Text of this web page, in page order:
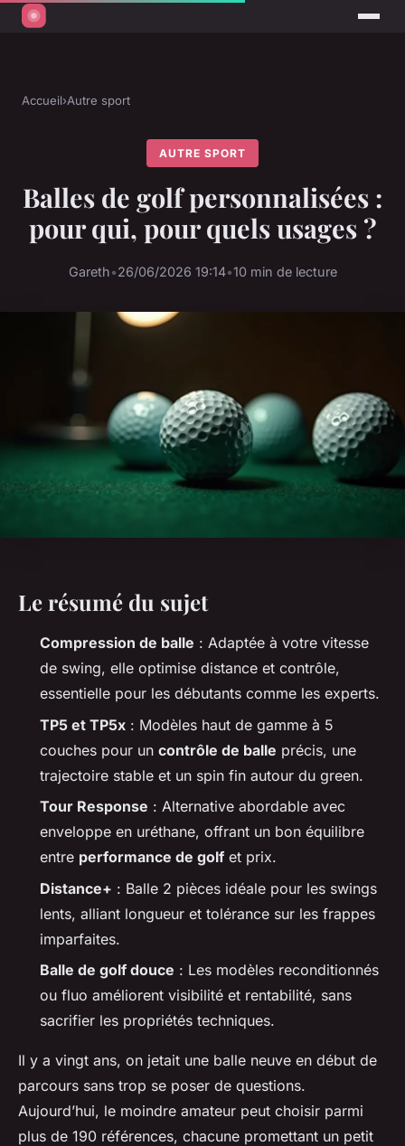
Accueil›Autre sport
AUTRE SPORT
Balles de golf personnalisées :
pour qui, pour quels usages ?
Gareth•26/06/2026 19:14•10 min de lecture
Le résumé du sujet
Compression de balle : Adaptée à votre vitesse
de swing, elle optimise distance et contrôle,
essentielle pour les débutants comme les experts.
TP5 et TP5x : Modèles haut de gamme à 5
couches pour un contrôle de balle précis, une
trajectoire stable et un spin fin autour du green.
Tour Response : Alternative abordable avec
enveloppe en uréthane, offrant un bon équilibre
entre performance de golf et prix.
Distance+ : Balle 2 pièces idéale pour les swings
lents, alliant longueur et tolérance sur les frappes
imparfaites.
Balle de golf douce : Les modèles reconditionnés
ou fluo améliorent visibilité et rentabilité, sans
sacrifier les propriétés techniques.
Il y a vingt ans, on jetait une balle neuve en début de
parcours sans trop se poser de questions.
Aujourd’hui, le moindre amateur peut choisir parmi
plus de 190 références, chacune promettant un petit